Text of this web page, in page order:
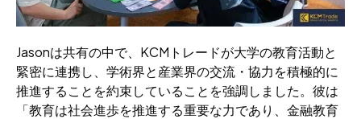
Jasonは共有の中で、KCMトレードが大学の教育活動と
緊密に連携し、学術界と産業界の交流・協力を積極的に
推進することを約束していることを強調しました。彼は
「教育は社会進歩を推進する重要な力であり、金融教育